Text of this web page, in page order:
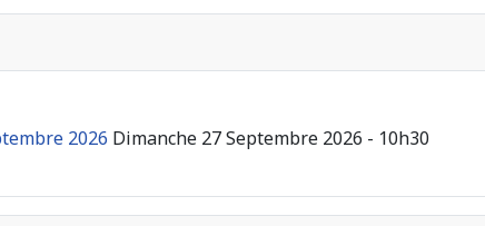
2026 Dimanche 27 Septembre 2026 - 10h30